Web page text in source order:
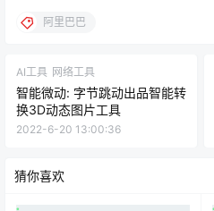
阿里巴巴
AI工具 网络工具
智能微动: 字节跳动出品智能转
换3D动态图片工具
2022-6-20 13:00:36
猜你喜欢